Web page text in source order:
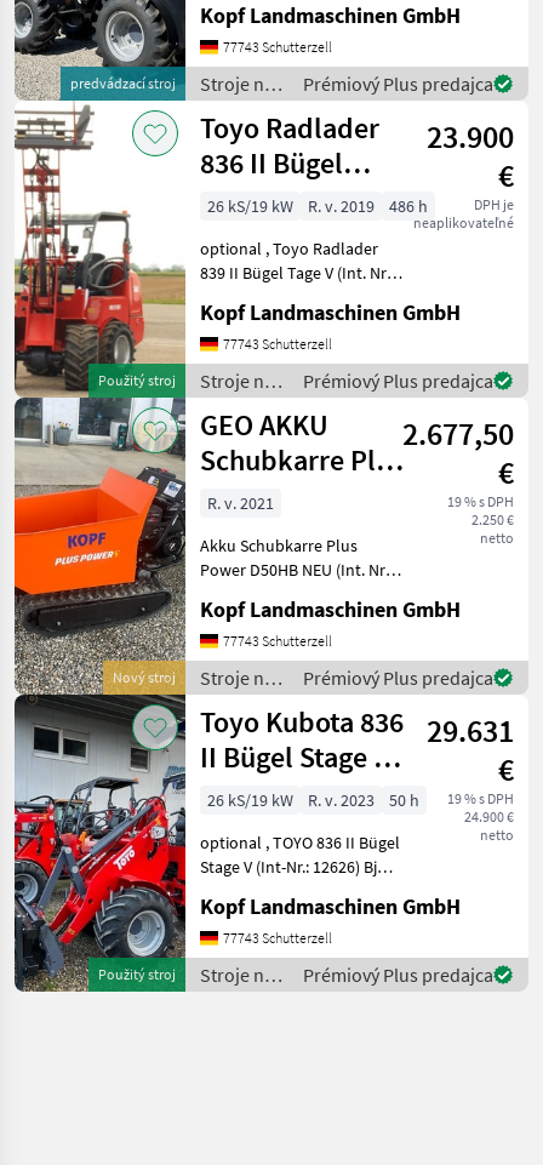
predvádzací stroj
Steuerkreis, STVZO-
GutachtenStandard
Schaufel 110 cm und
Palettengabel
Neumaschine 2024 3, 1
Kopf Landmaschinen GmbH
77743 Schutterzell
Stroje na
stavbu /
Toyo
Prémiový Plus predajca
Použitý stroj
Toyo Radlader
836 II Bügel
Stage V 310
Hubmast
23.900
€
DPH je
neaplikovateľné
26 kS/19 kW R. v. 2019
486 h
optional , Toyo Radlader
839 II Bügel Tage V (Int. Nr.
Stage V Baujahr 2019 486
Betriebsstunden 3, 10 m
Hubhöhe / Hubmast
Allradantrieb übe
Kopf Landmaschinen GmbH
77743 Schutterzell
Stroje na
stavbu /
Toyo
Prémiový Plus predajca
Nový stroj
GEO AKKU
Schubkarre Plus
Power D50HB
NEU
2.677,50
€
19 % s DPH
2.250 €
netto
R. v. 2021
Akku Schubkarre Plus
Power D50HB NEU (Int. Nr.
Mini Dumper Baujahr 2021
Manufaktur: Plus Power
Modell: D50HB Engine: B+S
Net weight: 255,
Kopf Landmaschinen GmbH
77743 Schutterzell
Stroje na
stavbu /
Geo
Prémiový Plus predajca
Použitý stroj
Toyo Kubota 836
II Bügel Stage V
310 Hubmast
29.631
€
19 % s DPH
24.900 €
netto
26 kS/19 kW R. v. 2023
50 h
optional , TOYO 836 II Bügel
Stage V (Int-Nr.: 12626) Bj
3, 10 m Hubhöhe /
Hubmast Allradantrieb
über Kardanwelle
hydrostatischer Antrieb
Kopf Landmaschinen GmbH
77743 Schutterzell
Stroje na
stavbu /
Prémiový Plus predajca